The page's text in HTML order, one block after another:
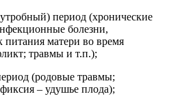
период (хронические
болезни,
питания матери во время
травмы и т.п.);
(родовые травмы;
– удушье плода);